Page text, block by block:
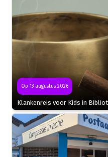
Op 13 augustus 2026
Klankenreis voor Kids in